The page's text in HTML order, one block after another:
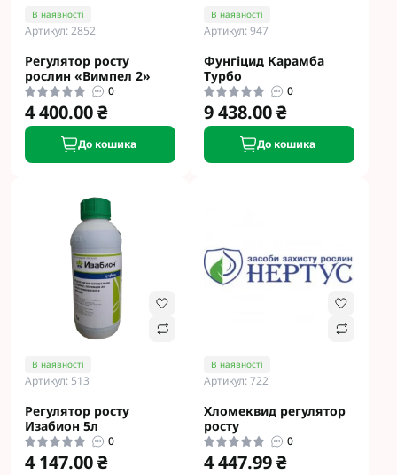
В наявності
Артикул: 2852
Регулятор росту
рослин «Вимпел 2»
0
4 400.00 ₴
До кошика
В наявності
Артикул: 947
Фунгіцид Карамба
Турбо
0
9 438.00 ₴
До кошика
В наявності
Артикул: 513
Регулятор росту
Изабион 5л
0
4 147.00 ₴
В наявності
Артикул: 722
Хломеквид регулятор
росту
0
4 447.99 ₴